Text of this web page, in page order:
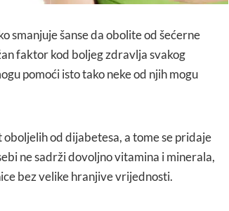
smanjuje šanse da obolite od šećerne
faktor kod boljeg zdravlja svakog
pomoći isto tako neke od njih mogu
od dijabetesa, a tome se pridaje
ne sadrži dovoljno vitamina i minerala,
bez velike hranjive vrijednosti.